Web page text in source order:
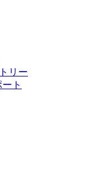
リー
ト